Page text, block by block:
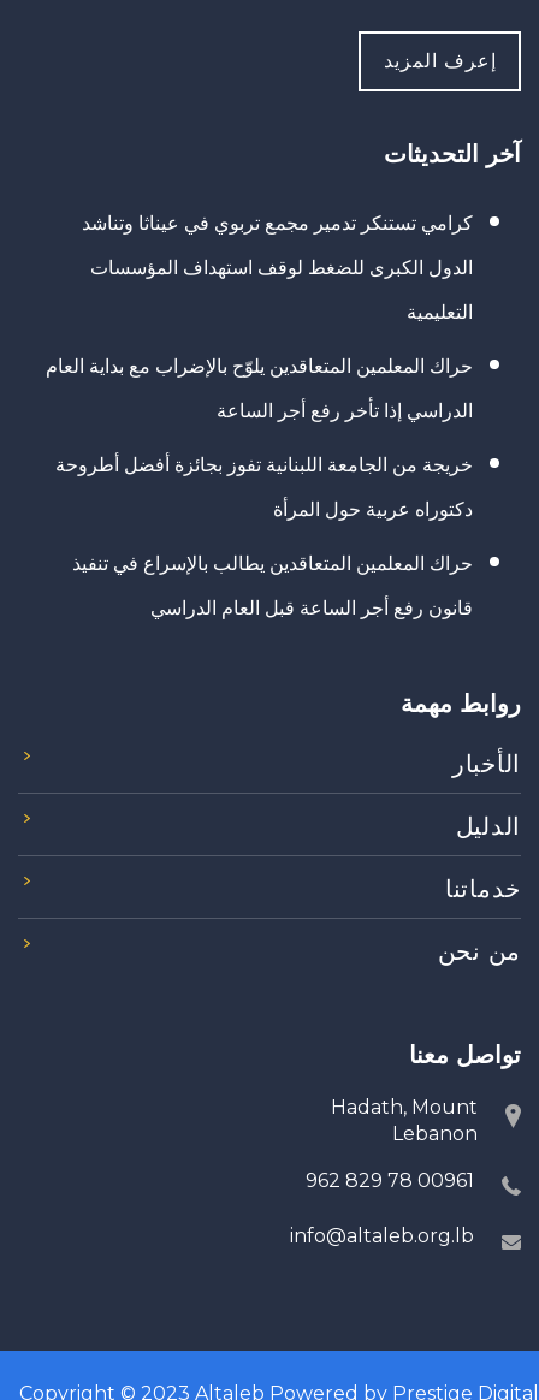
إعرف المزيد
آخر التحديثات
كرامي تستنكر تدمير مجمع تربوي في عيناثا وتناشد
الدول الكبرى للضغط لوقف استهداف المؤسسات
التعليمية
حراك المعلمين المتعاقدين يلوّح بالإضراب مع بداية العام
الدراسي إذا تأخر رفع أجر الساعة
خريجة من الجامعة اللبنانية تفوز بجائزة أفضل أطروحة
دكتوراه عربية حول المرأة
حراك المعلمين المتعاقدين يطالب بالإسراع في تنفيذ
قانون رفع أجر الساعة قبل العام الدراسي
روابط مهمة
الأخبار
الدليل
خدماتنا
من نحن
تواصل معنا
Hadath, Mount
Lebanon
00961 78 829 962
info@altaleb.org.lb
Copyright © 2023 Altaleb Powered by Prestige Digital